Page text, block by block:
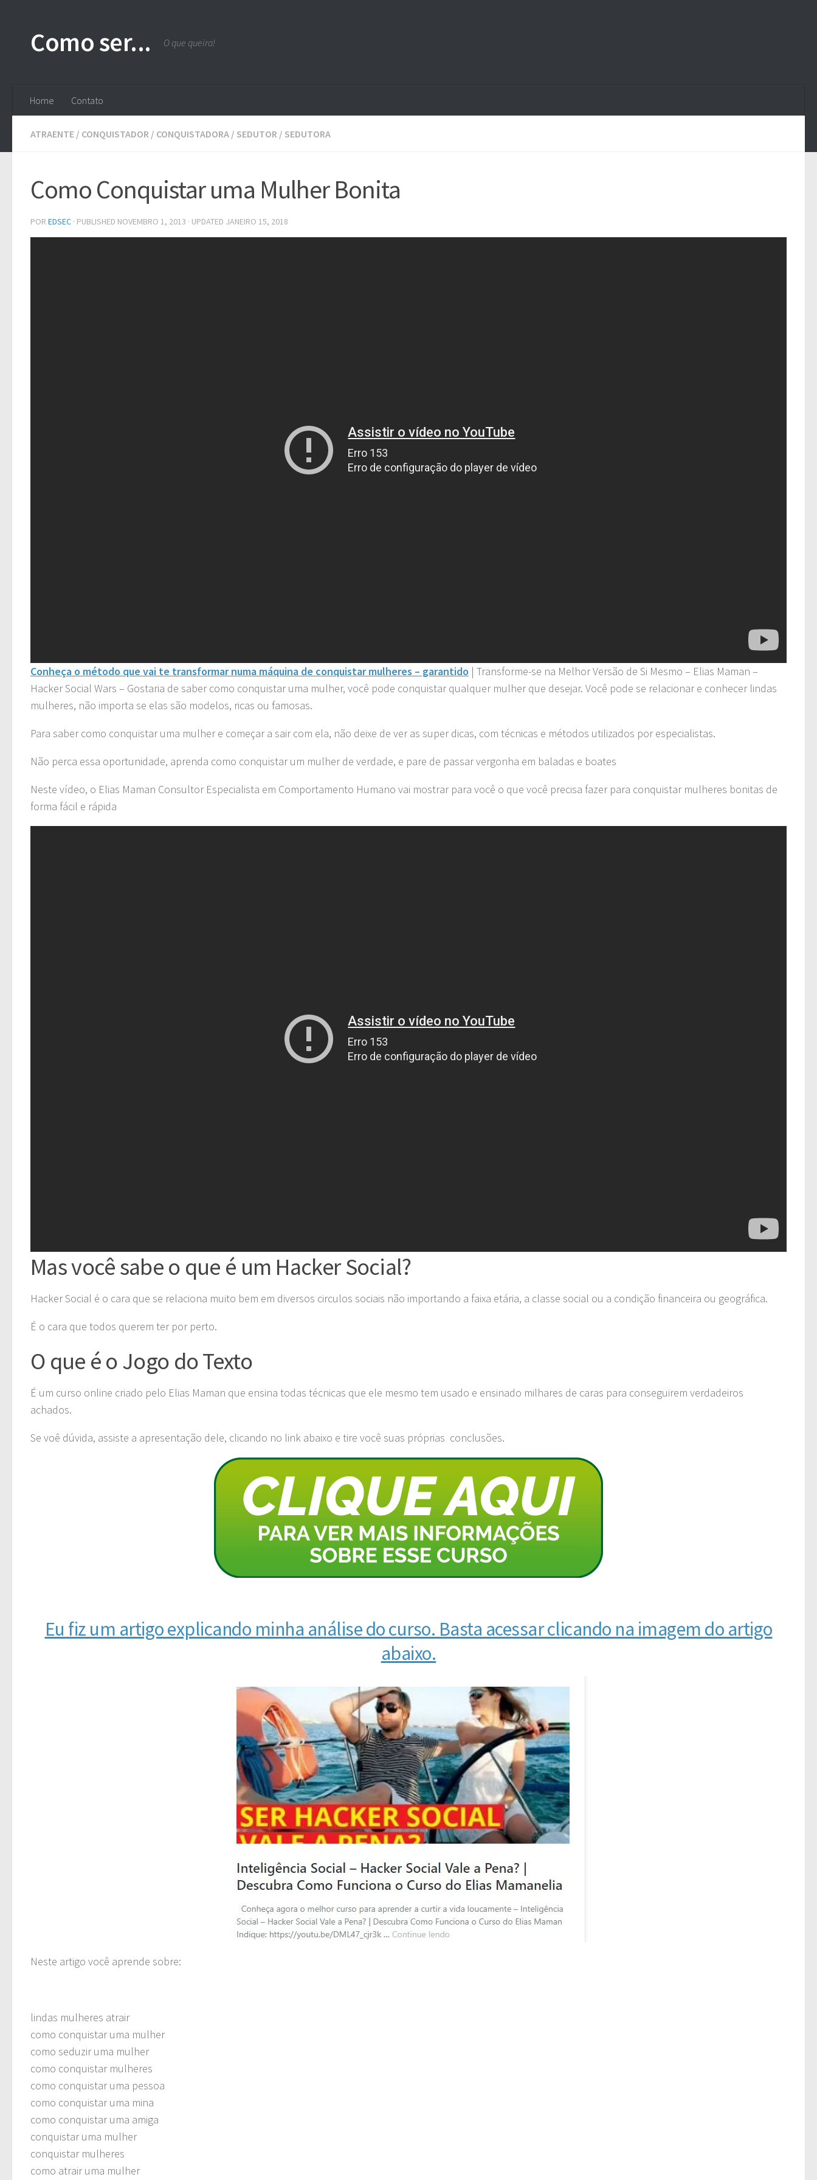
Como ser... O que queira!
Home Contato
ATRAENTE / CONQUISTADOR / CONQUISTADORA / SEDUTOR / SEDUTORA
Como Conquistar uma Mulher Bonita
POR EDSEC · PUBLISHED NOVEMBRO 1, 2013 · UPDATED JANEIRO 15, 2018
Conheça o método que vai te transformar numa máquina de conquistar mulheres – garantido | Transforme-se na Melhor Versão de Si Mesmo – Elias Maman –
Hacker Social Wars – Gostaria de saber como conquistar uma mulher, você pode conquistar qualquer mulher que desejar. Você pode se relacionar e conhecer lindas
mulheres, não importa se elas são modelos, ricas ou famosas.
Para saber como conquistar uma mulher e começar a sair com ela, não deixe de ver as super dicas, com técnicas e métodos utilizados por especialistas.
Não perca essa oportunidade, aprenda como conquistar um mulher de verdade, e pare de passar vergonha em baladas e boates
Neste vídeo, o Elias Maman Consultor Especialista em Comportamento Humano vai mostrar para você o que você precisa fazer para conquistar mulheres bonitas de
forma fácil e rápida
Mas você sabe o que é um Hacker Social?
Hacker Social é o cara que se relaciona muito bem em diversos circulos sociais não importando a faixa etária, a classe social ou a condição financeira ou geográfica.
É o cara que todos querem ter por perto.
O que é o Jogo do Texto
É um curso online criado pelo Elias Maman que ensina todas técnicas que ele mesmo tem usado e ensinado milhares de caras para conseguirem verdadeiros
achados.
Se voê dúvida, assiste a apresentação dele, clicando no link abaixo e tire você suas próprias conclusões.
Eu fiz um artigo explicando minha análise do curso. Basta acessar clicando na imagem do artigo
abaixo.
Neste artigo você aprende sobre:
lindas mulheres atrair
como conquistar uma mulher
como seduzir uma mulher
como conquistar mulheres
como conquistar uma pessoa
como conquistar uma mina
como conquistar uma amiga
conquistar uma mulher
conquistar mulheres
como atrair uma mulher